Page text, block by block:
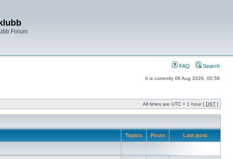
Forum
FAQ Search
It is currently 06 Aug 2026, 00:58
All times are UTC + 1 hour [ DST ]
Topics Posts Last post